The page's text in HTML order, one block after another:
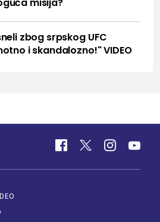
zbog srpskog UFC
i skandalozno!" VIDEO